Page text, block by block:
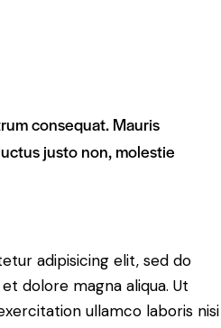
consequat. Mauris
justo non, molestie
adipisicing elit, sed do
dolore magna aliqua. Ut
ullamco laboris nisi